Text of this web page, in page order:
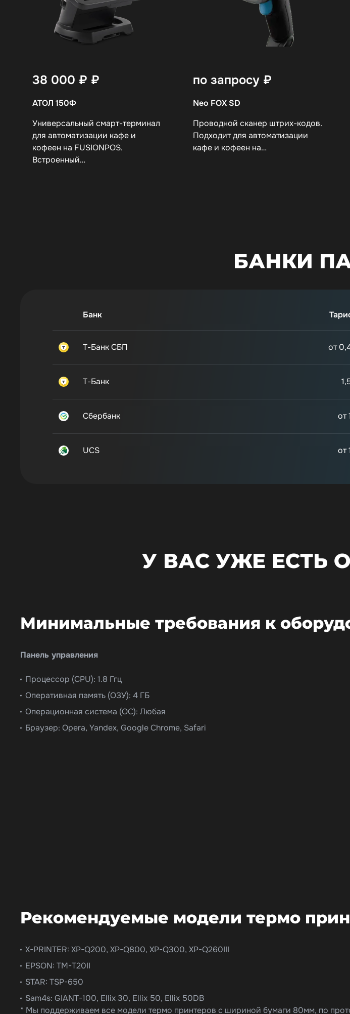
38 000 ₽ ₽
АТОЛ 150Ф
Универсальный смарт-терминал
для автоматизации кафе и
кофеен на FUSIONPOS.
Встроенный…
по запросу ₽
Neo FOX SD
Проводной сканер штрих-кодов.
Подходит для автоматизации
кафе и кофеен на…
БАНКИ
Т-Банк СБП от
Т-Банк
Сбербанк от
UCS от
У ВАС УЖЕ ЕСТЬ
Минимальные требования к
Панель управления
Процессор (CPU): 1.8 Ггц
Оперативная память (ОЗУ): 4 ГБ
Операционная система (ОС): Любая
Браузер: Opera, Yandex, Google Chrome, Safari
Рекомендуемые модели термо
X-PRINTER: XP-Q200, XP-Q800, XP-Q300, XP-Q260III
EPSON: TM-T20II
STAR: TSP-650
Sam4s: GIANT-100, Ellix 30, Ellix 50, Ellix 50DB
* Мы поддерживаем все модели термо принтеров с шириной бумаги 80мм, по